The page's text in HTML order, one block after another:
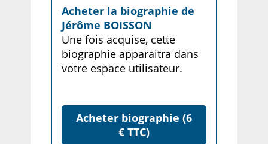
Acheter la biographie de
Jérôme BOISSON
Une fois acquise, cette
biographie apparaitra dans
votre espace utilisateur.
Acheter biographie (6
€ TTC)